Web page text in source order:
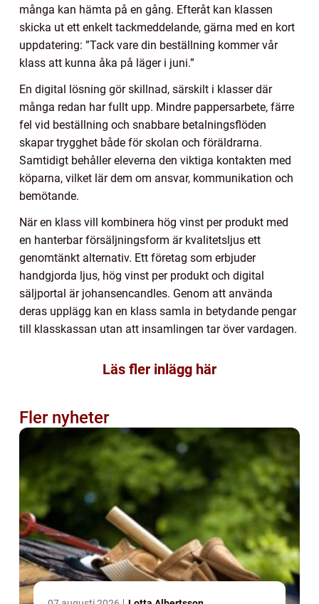
många kan hämta på en gång. Efteråt kan klassen
skicka ut ett enkelt tackmeddelande, gärna med en kort
uppdatering: ”Tack vare din beställning kommer vår
klass att kunna åka på läger i juni.”
En digital lösning gör skillnad, särskilt i klasser där
många redan har fullt upp. Mindre pappersarbete, färre
fel vid beställning och snabbare betalningsflöden
skapar trygghet både för skolan och föräldrarna.
Samtidigt behåller eleverna den viktiga kontakten med
köparna, vilket lär dem om ansvar, kommunikation och
bemötande.
När en klass vill kombinera hög vinst per produkt med
en hanterbar försäljningsform är kvalitetsljus ett
genomtänkt alternativ. Ett företag som erbjuder
handgjorda ljus, hög vinst per produkt och digital
säljportal är johansencandles. Genom att använda
deras upplägg kan en klass samla in betydande pengar
till klasskassan utan att insamlingen tar över vardagen.
Läs fler inlägg här
Fler nyheter